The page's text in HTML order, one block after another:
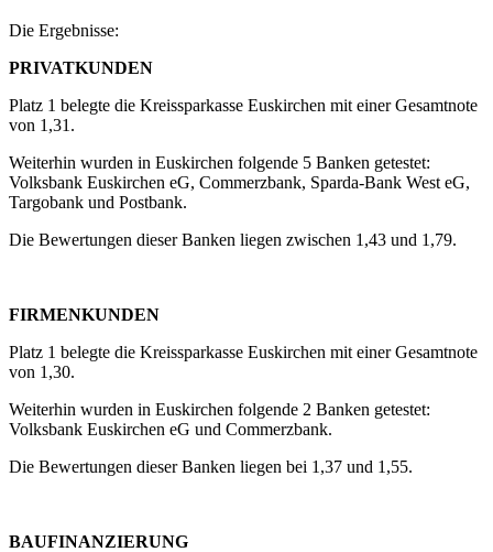
Die Ergebnisse:
PRIVATKUNDEN
Platz 1 belegte die Kreissparkasse Euskirchen mit einer Gesamtnote
von 1,31.
Weiterhin wurden in Euskirchen folgende 5 Banken getestet:
Volksbank Euskirchen eG, Commerzbank, Sparda-Bank West eG,
Targobank und Postbank.
Die Bewertungen dieser Banken liegen zwischen 1,43 und 1,79.
FIRMENKUNDEN
Platz 1 belegte die Kreissparkasse Euskirchen mit einer Gesamtnote
von 1,30.
Weiterhin wurden in Euskirchen folgende 2 Banken getestet:
Volksbank Euskirchen eG und Commerzbank.
Die Bewertungen dieser Banken liegen bei 1,37 und 1,55.
BAUFINANZIERUNG